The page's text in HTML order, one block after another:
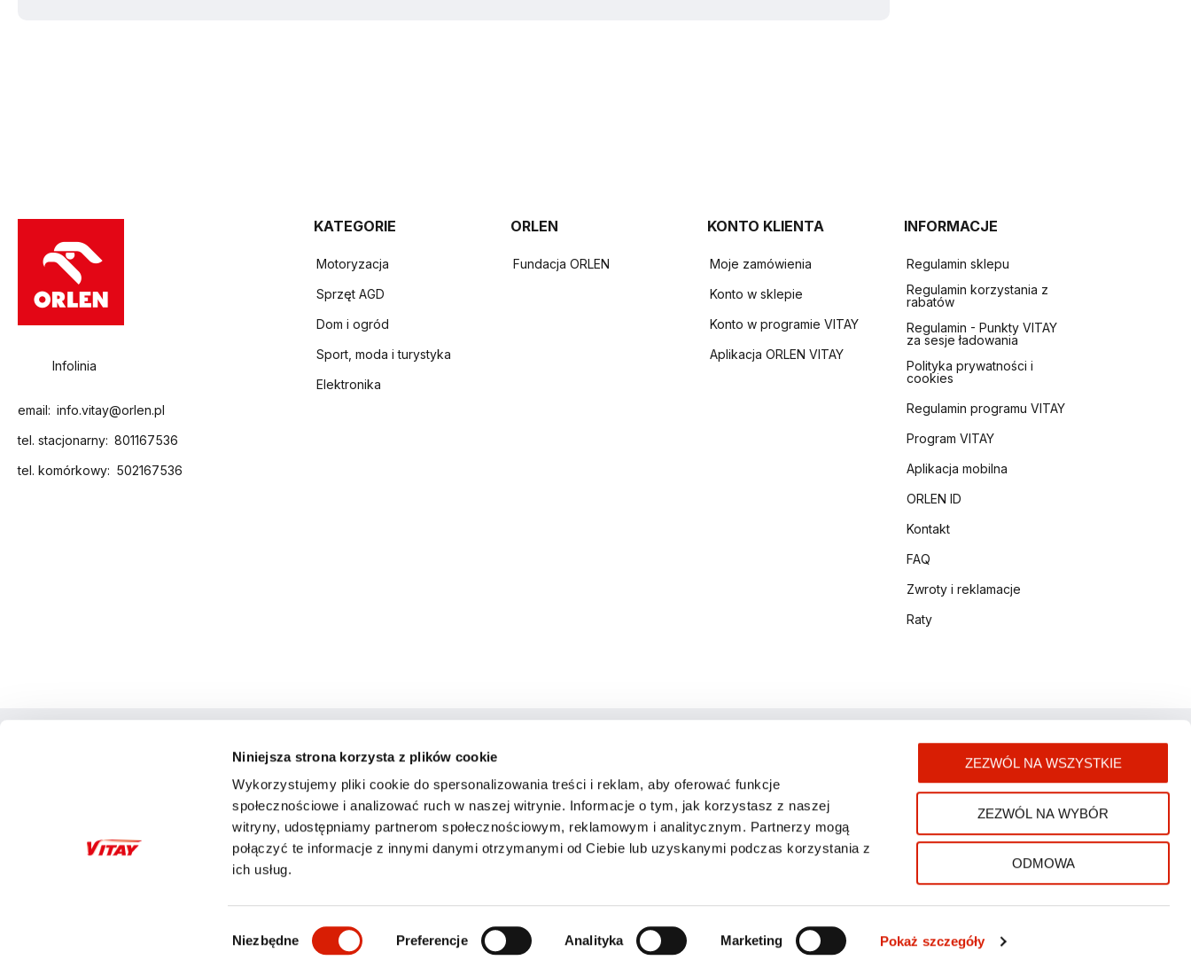
Niniejsza strona korzysta z plików cookie
Wykorzystujemy pliki cookie do spersonalizowania treści i reklam, aby oferować funkcje
społecznościowe i analizować ruch w naszej witrynie. Informacje o tym, jak korzystasz z naszej
witryny, udostępniamy partnerom społecznościowym, reklamowym i analitycznym. Partnerzy mogą
połączyć te informacje z innymi danymi otrzymanymi od Ciebie lub uzyskanymi podczas korzystania z
ich usług.
zgody
Niezbędne Preferencje Analityka Marketing Pokaż szczegóły
ZEZWÓL NA WSZYSTKIE
ZEZWÓL NA WYBÓR
ODMOWA
Infolinia
email: info.vitay@orlen.pl
tel. stacjonarny: 801167536
tel. komórkowy: 502167536
KATEGORIE
Motoryzacja
Sprzęt AGD
Dom i ogród
Sport, moda i turystyka
Elektronika
ORLEN
Fundacja ORLEN
KONTO KLIENTA
Moje zamówienia
Konto w sklepie
Konto w programie VITAY
Aplikacja ORLEN VITAY
INFORMACJE
Regulamin sklepu
Regulamin korzystania z
rabatów
Regulamin - Punkty VITAY
za sesje ładowania
Polityka prywatności i
cookies
Regulamin programu VITAY
Program VITAY
Aplikacja mobilna
ORLEN ID
Kontakt
FAQ
Zwroty i reklamacje
Raty
METODY PŁATNOŚCI
© ORLEN S.A. Wszelkie prawa zastrzeżone.